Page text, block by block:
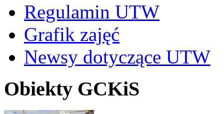
Regulamin UTW
Grafik zajęć
Newsy dotyczące UTW
Obiekty GCKiS